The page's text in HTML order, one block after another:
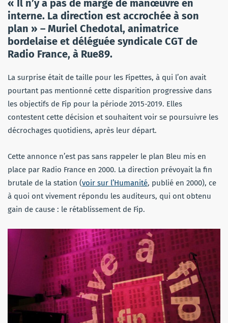
« Il n’y a pas de marge de manœuvre en
interne. La direction est accrochée à son
plan » – Muriel Chedotal, animatrice
bordelaise et déléguée syndicale CGT de
Radio France, à Rue89.
La surprise était de taille pour les Fipettes, à qui l’on avait
pourtant pas mentionné cette disparition progressive dans
les objectifs de Fip pour la période 2015-2019. Elles
contestent cette décision et souhaitent voir se poursuivre les
décrochages quotidiens, après leur départ.
Cette annonce n’est pas sans rappeler le plan Bleu mis en
place par Radio France en 2000. La direction prévoyait la fin
brutale de la station (voir sur l’Humanité, publié en 2000), ce
à quoi ont vivement répondu les auditeurs, qui ont obtenu
gain de cause : le rétablissement de Fip.